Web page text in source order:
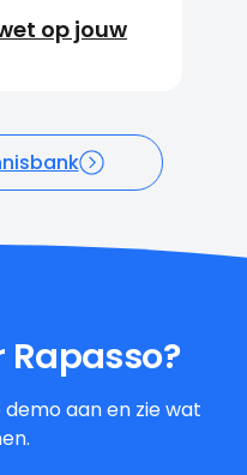
op jouw
Rapasso?
aan en zie wat